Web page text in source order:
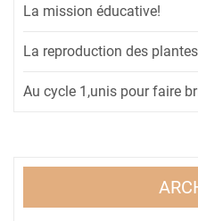
La mission éducative!
La reproduction des
Au cycle 1,unis pour faire